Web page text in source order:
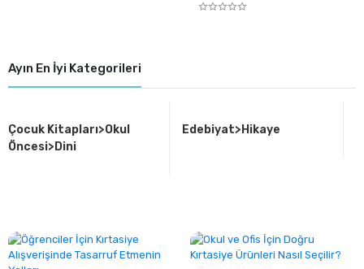
Ayın En İyi Kategorileri
Çocuk Kitapları>Okul
Öncesi>Dini
Edebiyat>Hikaye